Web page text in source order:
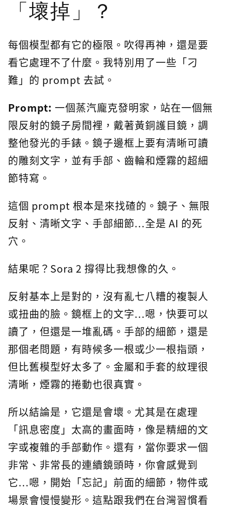
「壞掉」？
每個模型都有它的極限。吹得再神，還是要
看它處理不了什麼。我特別用了一些「刁
難」的 prompt 去試。
Prompt: 一個蒸汽龐克發明家，站在一個無
限反射的鏡子房間裡，戴著黃銅護目鏡，調
整他發光的手錶。鏡子邊框上要有清晰可讀
的雕刻文字，並有手部、齒輪和煙霧的超細
節特寫。
這個 prompt 根本是來找碴的。鏡子、無限
反射、清晰文字、手部細節...全是 AI 的死
穴。
結果呢？Sora 2 撐得比我想像的久。
反射基本上是對的，沒有亂七八糟的複製人
或扭曲的臉。鏡框上的文字...嗯，快要可以
讀了，但還是一堆亂碼。手部的細節，還是
那個老問題，有時候多一根或少一根指頭，
但比舊模型好太多了。金屬和手套的紋理很
清晰，煙霧的捲動也很真實。
所以結論是，它還是會壞。尤其是在處理
「訊息密度」太高的畫面時，像是精細的文
字或複雜的手部動作。還有，當你要求一個
非常、非常長的連續鏡頭時，你會感覺到
它...嗯，開始「忘記」前面的細節，物件或
場景會慢慢變形。這點跟我們在台灣習慣看